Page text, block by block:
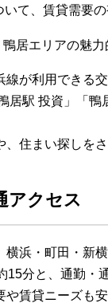
いて、賃貸需要
が利用できる
居駅 投資」「
住まい探しを
アクセス
浜・町田・新
分と、通勤・
賃貸ニーズも